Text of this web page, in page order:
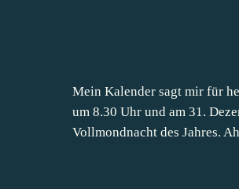
Mein Kalender sagt mir für
um 8.30 Uhr und am 31.
Vollmondnacht des Jahres.